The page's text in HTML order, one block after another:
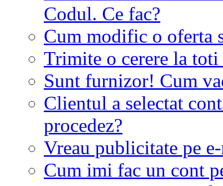
Codul. Ce fac?
Cum modific o oferta
Trimite o cerere la
Sunt furnizor! Cum
Clientul a selectat
procedez?
Vreau publicitate pe
Cum imi fac un cont